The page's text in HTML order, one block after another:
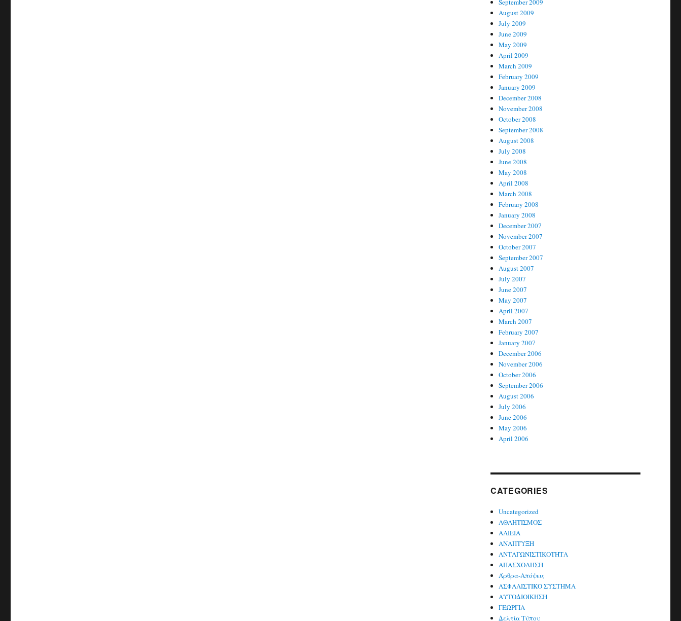
September 2009
August 2009
July 2009
June 2009
May 2009
April 2009
March 2009
February 2009
January 2009
December 2008
November 2008
October 2008
September 2008
August 2008
July 2008
June 2008
May 2008
April 2008
March 2008
February 2008
January 2008
December 2007
November 2007
October 2007
September 2007
August 2007
July 2007
June 2007
May 2007
April 2007
March 2007
February 2007
January 2007
December 2006
November 2006
October 2006
September 2006
August 2006
July 2006
June 2006
May 2006
April 2006
CATEGORIES
Uncategorized
ΑΘΛΗΤΙΣΜΟΣ
ΑΛΙΕΙΑ
ΑΝΑΠΤΥΞΗ
ΑΝΤΑΓΩΝΙΣΤΙΚΟΤΗΤΑ
ΑΠΑΣΧΟΛΗΣΗ
Άρθρα-Απόψεις
ΑΣΦΑΛΙΣΤΙΚΟ ΣΥΣΤΗΜΑ
ΑΥΤΟΔΙΟΙΚΗΣΗ
ΓΕΩΡΓΙΑ
Δελτία Τύπου